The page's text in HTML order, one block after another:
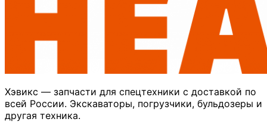
Хэвикс — запчасти для спецтехники с доставкой по
всей России. Экскаваторы, погрузчики, бульдозеры и
другая техника.